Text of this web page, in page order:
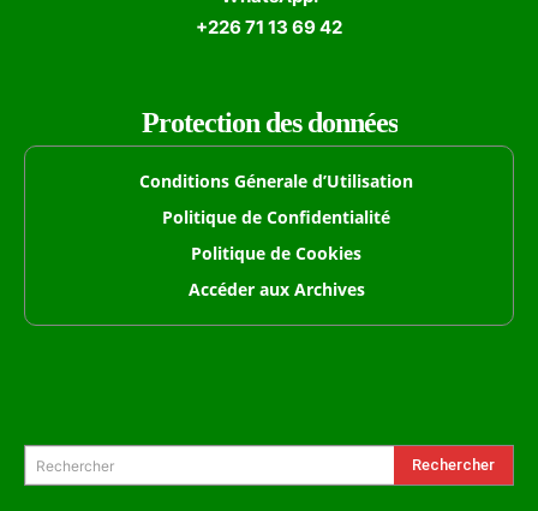
+226 71 13 69 42
Protection des données
Conditions Génerale d’Utilisation
Politique de Confidentialité
Politique de Cookies
Accéder aux Archives
Rechercher Rechercher